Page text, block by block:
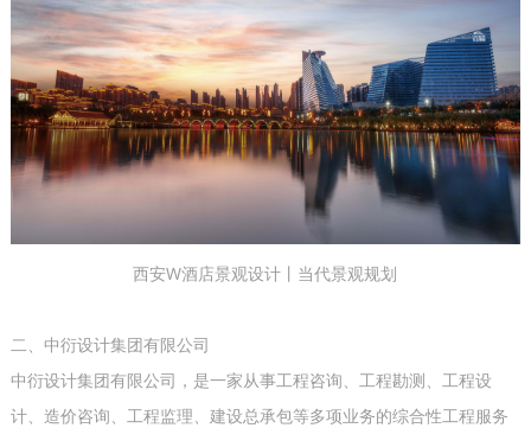
西安W酒店景观设计丨当代景观规划
二、中衍设计集团有限公司
中衍设计集团有限公司，是一家从事工程咨询、工程勘测、工程设
计、造价咨询、工程监理、建设总承包等多项业务的综合性工程服务